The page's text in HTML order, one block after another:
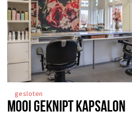
gesloten
MOOI GEKNIPT KAPSALON